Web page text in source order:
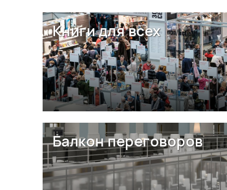
Книги для всех
Балкон переговоров